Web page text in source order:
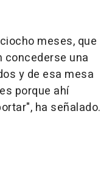
meses, que
concederse una
y de esa mesa
porque ahí
ha señalado.